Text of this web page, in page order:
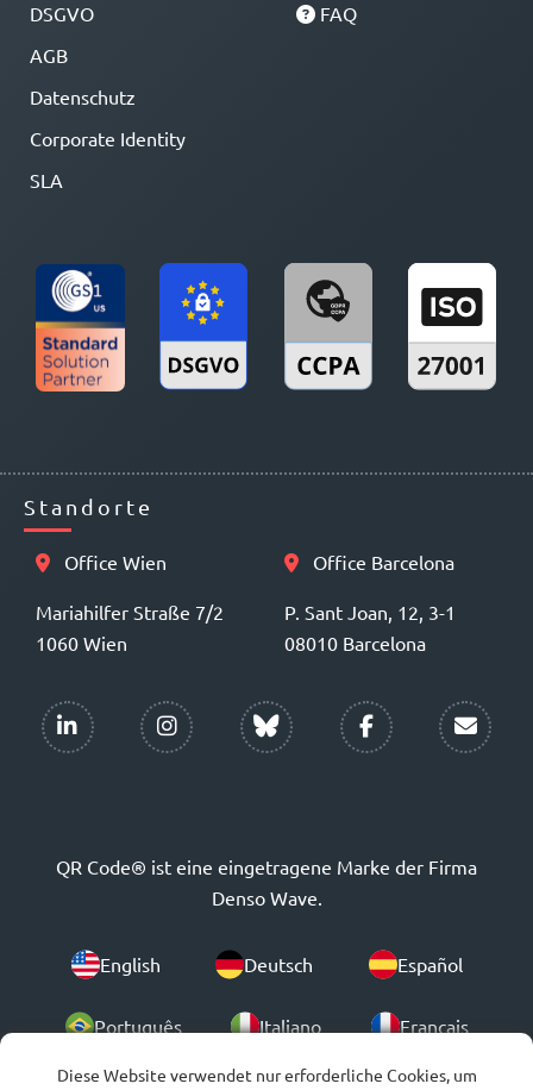
DSGVO
AGB
Datenschutz
Corporate Identity
SLA
FAQ
Standorte
Office Wien
Mariahilfer Straße 7/2
1060 Wien
Office Barcelona
P. Sant Joan, 12, 3-1
08010 Barcelona
QR Code® ist eine eingetragene Marke der Firma
Denso Wave.
English Deutsch Español
Português Italiano Français
Diese Website verwendet nur erforderliche Cookies, um